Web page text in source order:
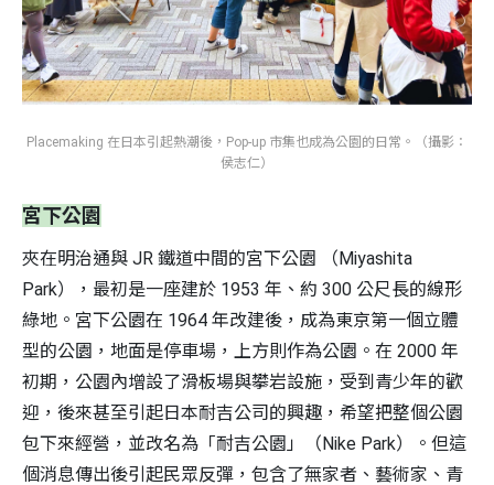
Placemaking 在日本引起熱潮後，Pop-up 市集也成為公園的日常。（攝影：
侯志仁）
宮下公園
夾在明治通與 JR 鐵道中間的宮下公園 （Miyashita
Park），最初是一座建於 1953 年、約 300 公尺長的線形
綠地。宮下公園在 1964 年改建後，成為東京第一個立體
型的公園，地面是停車場，上方則作為公園。在 2000 年
初期，公園內增設了滑板場與攀岩設施，受到青少年的歡
迎，後來甚至引起日本耐吉公司的興趣，希望把整個公園
包下來經營，並改名為「耐吉公園」（Nike Park）。但這
個消息傳出後引起民眾反彈，包含了無家者、藝術家、青